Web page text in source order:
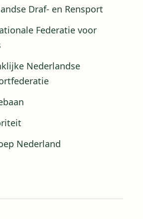
Draf- en Rensport
Federatie voor
Nederlandse
Nederland